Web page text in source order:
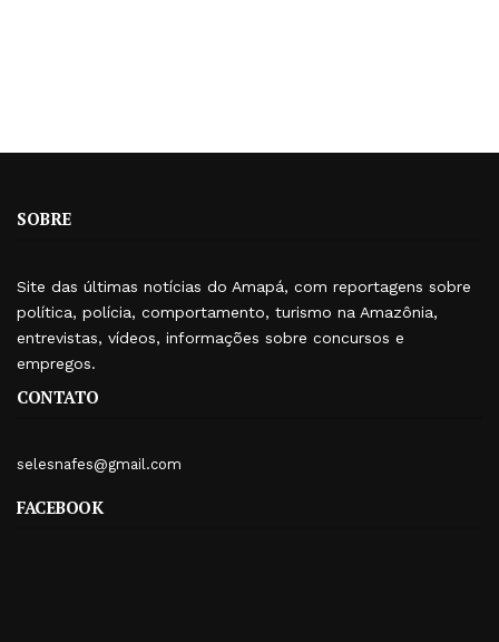
SOBRE
Site das últimas notícias do Amapá, com reportagens sobre
política, polícia, comportamento, turismo na Amazônia,
entrevistas, vídeos, informações sobre concursos e
empregos.
CONTATO
selesnafes@gmail.com
FACEBOOK